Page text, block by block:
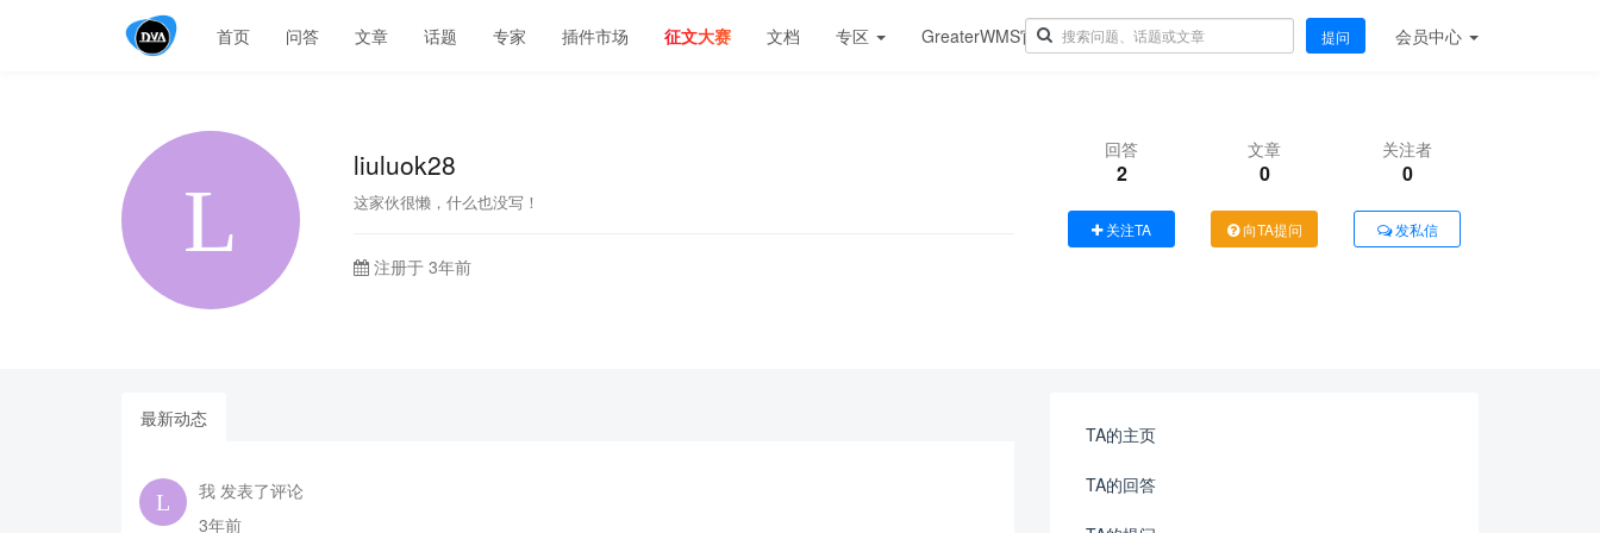
首页 问答 文章 话题 专家 插件市场 征文大赛 文档 专区 GreaterWMS官网 提问 会员中心
liuluok28
这家伙很懒，什么也没写！
注册于 3年前
回答
2
文章
0
关注者
0
关注TA 向TA提问 发私信
最新动态
我 发表了评论
3年前
TA的主页
TA的回答